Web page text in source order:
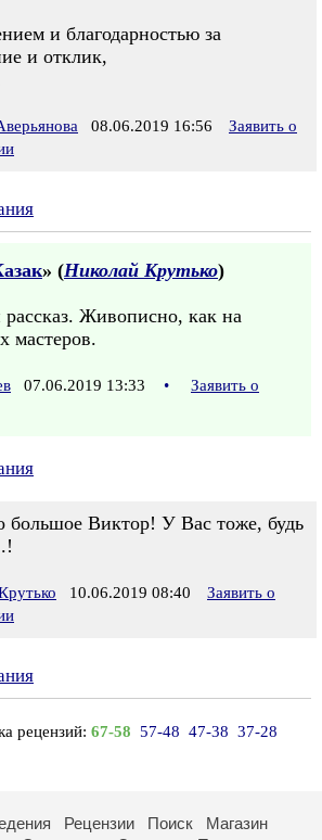
и благодарностью за
и отклик,
08.06.2019 16:56
Заявить о
» (Николай Крутько)
Живописно, как на
мастеров.
07.06.2019 13:33 •
Заявить о
большое Виктор! У Вас тоже, будь
10.06.2019 08:40
Заявить о
рецензий: 67-58 57-48 47-38 37-28
Рецензии Поиск
Магазин